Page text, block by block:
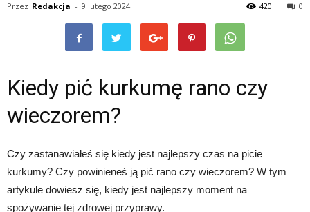
Przez Redakcja - 9 lutego 2024 0
420
Kiedy pić kurkumę rano czy
wieczorem?
Czy zastanawiałeś się kiedy jest najlepszy czas na picie
kurkumy? Czy powinieneś ją pić rano czy wieczorem? W tym
artykule dowiesz się, kiedy jest najlepszy moment na
spożywanie tej zdrowej przyprawy.